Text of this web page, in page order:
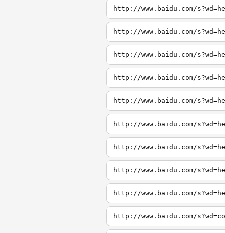
http://www.baidu.com/
http://www.baidu.com/
http://www.baidu.com/
http://www.baidu.com/
http://www.baidu.com/
http://www.baidu.com/
http://www.baidu.com/
http://www.baidu.com/
http://www.baidu.com/
http://www.baidu.com/